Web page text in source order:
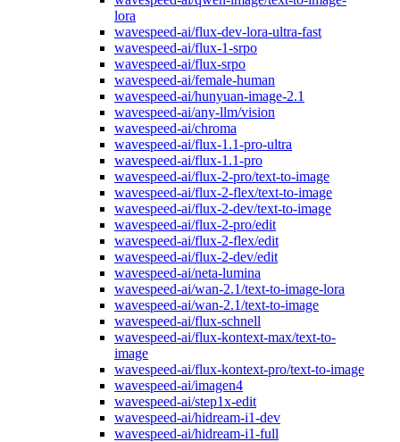
lora
wavespeed-ai/flux-dev-lora-ultra-fast
wavespeed-ai/flux-1-srpo
wavespeed-ai/flux-srpo
wavespeed-ai/female-human
wavespeed-ai/hunyuan-image-2.1
wavespeed-ai/any-llm/vision
wavespeed-ai/chroma
wavespeed-ai/flux-1.1-pro-ultra
wavespeed-ai/flux-1.1-pro
wavespeed-ai/flux-2-pro/text-to-image
wavespeed-ai/flux-2-flex/text-to-image
wavespeed-ai/flux-2-dev/text-to-image
wavespeed-ai/flux-2-pro/edit
wavespeed-ai/flux-2-flex/edit
wavespeed-ai/flux-2-dev/edit
wavespeed-ai/neta-lumina
wavespeed-ai/wan-2.1/text-to-image-lora
wavespeed-ai/wan-2.1/text-to-image
wavespeed-ai/flux-schnell
wavespeed-ai/flux-kontext-max/text-to-
image
wavespeed-ai/flux-kontext-pro/text-to-image
wavespeed-ai/imagen4
wavespeed-ai/step1x-edit
wavespeed-ai/hidream-i1-dev
wavespeed-ai/hidream-i1-full